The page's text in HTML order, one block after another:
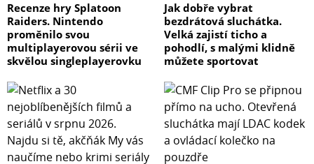
Recenze hry Splatoon
Raiders. Nintendo
proměnilo svou
multiplayerovou sérii ve
skvělou singleplayerovku
Jak dobře vybrat
bezdrátová sluchátka.
Velká zajistí ticho a
pohodlí, s malými klidně
můžete sportovat